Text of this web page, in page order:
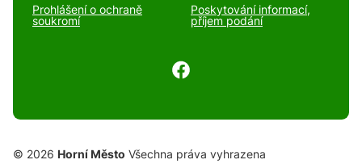
Prohlášení o ochraně
soukromí
Poskytování informací,
příjem podání
© 2026 Horní Město Všechna práva vyhrazena